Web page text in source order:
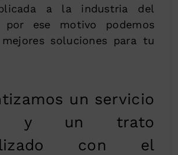
a la industria del
ese motivo podemos
soluciones para tu
un servicio
y un trato
con el